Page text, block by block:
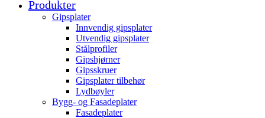
Produkter
Gipsplater
Innvendig gipsplater
Utvendig gipsplater
Stålprofiler
Gipshjørner
Gipsskruer
Gipsplater tilbehør
Lydbøyler
Bygg- og Fasadeplater
Fasadeplater